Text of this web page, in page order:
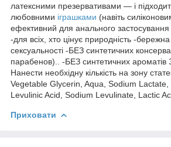
латексними презервативами — і
любовними іграшками (навіть
ефективний для анального
-для всіх, хто цінує природність -
сексуальності -БЕЗ синтетичних
парабенов).. -БЕЗ синтетичних ароматів
Нанести необхідну кількість на зону
Vegetable Glycerin, Aqua, Sodium Lactate,
Levulinic Acid, Sodium Levulinate, Lactic
Приховати